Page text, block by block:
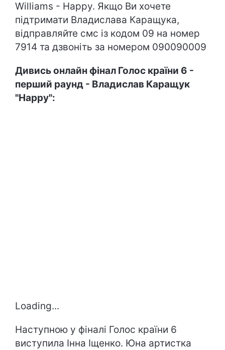
Williams - Happy. Якщо Ви хочете
підтримати Владислава Каращука,
відправляйте смс із кодом 09 на номер
7914 та дзвоніть за номером 090090009
Дивись онлайн фінал Голос країни 6 -
перший раунд - Владислав Каращук
"Happy":
Loading...
Наступною у фіналі Голос країни 6
виступила Інна Іщенко. Юна артистка